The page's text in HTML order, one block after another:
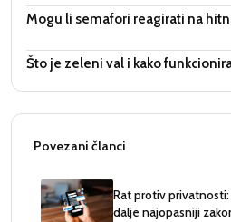
Mogu li semafori reagirati na
Što je zeleni val i kako
Povezani članci
Rat protiv
dalje najopasniji